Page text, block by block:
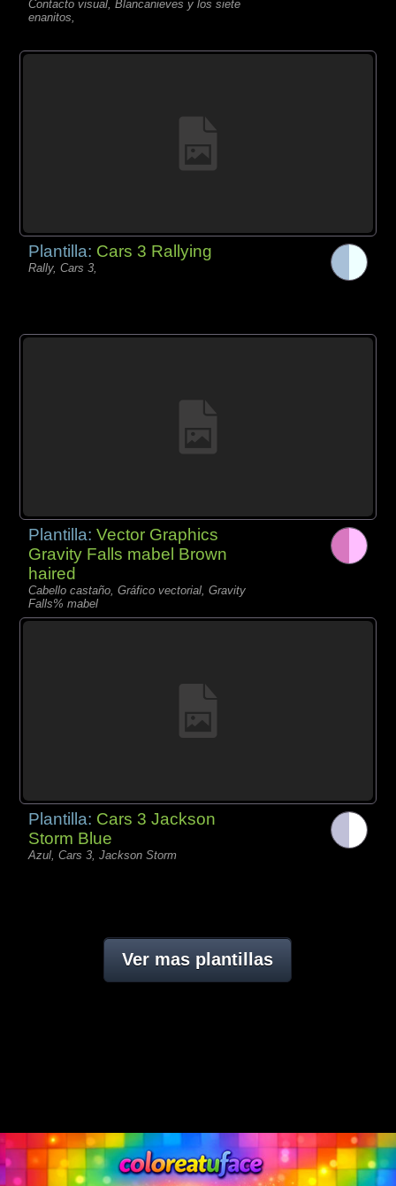
Contacto visual, Blancanieves y los siete
enanitos,
Plantilla: Cars 3 Rallying
Rally, Cars 3,
Plantilla:Vector Graphics
Gravity Falls mabel Brown
haired
Cabello castaño, Gráfico vectorial, Gravity
Falls% mabel
Plantilla: Cars 3 Jackson
Storm Blue
Azul, Cars 3, Jackson Storm
Ver mas plantillas